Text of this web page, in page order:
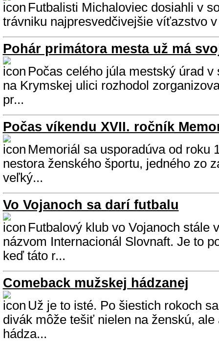
Futbalisti Michaloviec dosiahli v
trávniku najpresvedčivejšie víťazstvo
Pohár primátora mesta už má
Počas celého júla mestský úrad v
na Krymskej ulici rozhodol
pr...
Počas víkendu XVII. ročník
Memoriál sa usporadúva od roku
nestora ženského športu, jedného zo
veľký...
Vo Vojanoch sa darí futbalu
Futbalový klub vo Vojanoch stále
názvom Internacionál Slovnaft. Je to
keď táto r...
Comeback mužskej hádzanej
Už je to isté. Po šiestich rokoch
divák môže tešiť nielen na ženskú, ale
hádza...